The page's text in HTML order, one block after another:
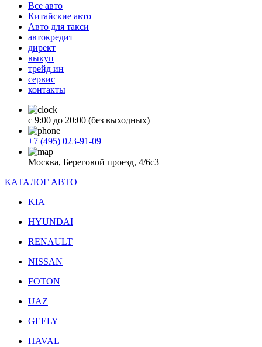
Все авто
Китайские авто
Авто для такси
автокредит
директ
выкуп
трейд ин
сервис
контакты
с 9:00 до 20:00 (без выходных)
+7 (495) 023-91-09
Москва, Береговой проезд, 4/6с3
КАТАЛОГ АВТО
KIA
HYUNDAI
RENAULT
NISSAN
FOTON
UAZ
GEELY
HAVAL